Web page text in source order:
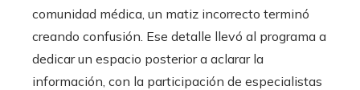
comunidad médica, un matiz incorrecto terminó
creando confusión. Ese detalle llevó al programa a
dedicar un espacio posterior a aclarar la
información, con la participación de especialistas